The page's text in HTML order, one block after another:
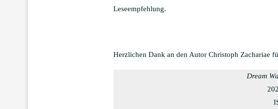
Leseempfehlung.
Herzlichen Dank an den Autor Christoph Zachariae
Dream